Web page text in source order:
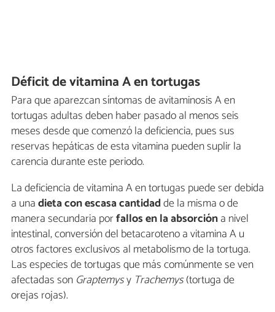
Déficit de vitamina A en tortugas
Para que aparezcan síntomas de avitaminosis A en
tortugas adultas deben haber pasado al menos seis
meses desde que comenzó la deficiencia, pues sus
reservas hepáticas de esta vitamina pueden suplir la
carencia durante este periodo.
La deficiencia de vitamina A en tortugas puede ser debida
a unadieta con escasa cantidadde la misma o de
manera secundaria porfallos en la absorcióna nivel
intestinal, conversión del betacaroteno a vitamina A u
otros factores exclusivos al metabolismo de la tortuga.
Las especies de tortugas que más comúnmente se ven
afectadas son Graptemysy Trachemys(tortuga de
orejas rojas).